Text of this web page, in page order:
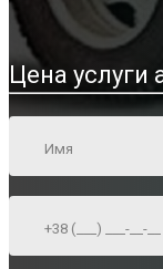
Цена